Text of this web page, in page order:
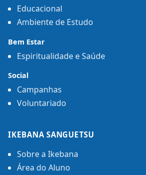
Educacional
Ambiente de Estudo
Bem Estar
Espiritualidade e Saúde
Social
Campanhas
Voluntariado
IKEBANA SANGUETSU
Sobre a Ikebana
Área do Aluno